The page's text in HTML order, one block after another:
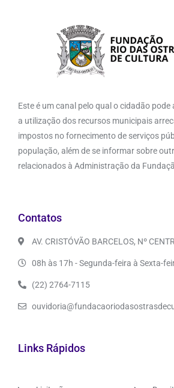
Este é um canal pelo qual o cidadão
a utilização dos recursos municipais
impostos no fornecimento de serviços
população, além de se informar sobre
relacionados à Administração da
Contatos
AV. CRISTÓVÃO BARCELOS, Nº
08h às 17h - Segunda-feira à Sexta-
(22) 2764-7115
Links Rápidos